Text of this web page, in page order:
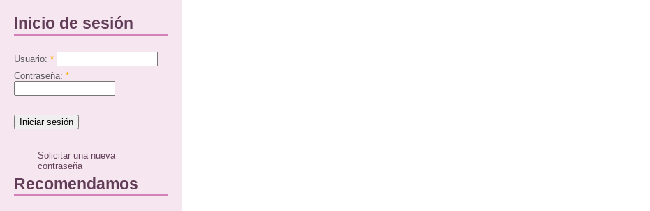
Inicio de sesión
Usuario: *
Contraseña: *
Solicitar una nueva
contraseña
Recomendamos